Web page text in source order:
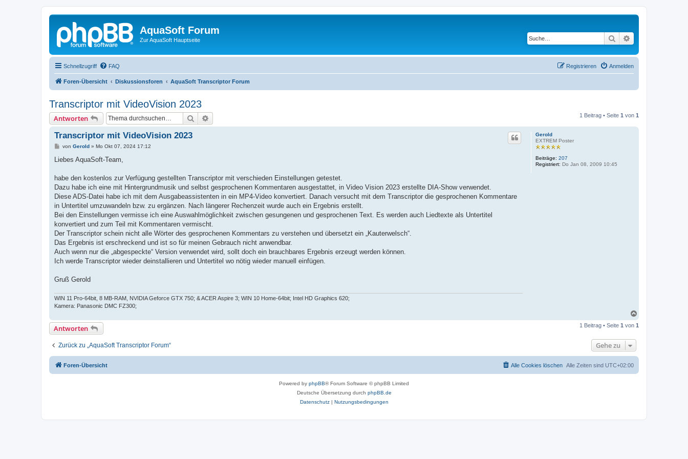
AquaSoft Forum
Zur AquaSoft Hauptseite Suche
Schnellzugriff FAQ Anmelden
Registrieren
Foren-Übersicht Diskussionsforen AquaSoft Transcriptor Forum
Transcriptor mit VideoVision 2023
Antworten Suche 1 Beitrag • Seite 1 von 1
Gerold
EXTREM Poster
Beiträge: 207
Registriert: Do Jan 08, 2009 10:45
Transcriptor mit VideoVision 2023
B
i
a
von Gerold» Mo Okt 07, 2024 17:12
Liebes AquaSoft-Team,
habe den kostenlos zur Verfügung gestellten Transcriptor mit verschieden Einstellungen getestet.
Dazu habe ich eine mit Hintergrundmusik und selbst gesprochenen Kommentaren ausgestattet, in Video Vision 2023 erstellte DIA-Show verwendet.
Diese ADS-Datei habe ich mit dem Ausgabeassistenten in ein MP4-Video konvertiert. Danach versucht mit dem Transcriptor die gesprochenen Kommentare
in Untertitel umzuwandeln bzw. zu ergänzen. Nach längerer Rechenzeit wurde auch ein Ergebnis erstellt.
Bei den Einstellungen vermisse ich eine Auswahlmöglichkeit zwischen gesungenen und gesprochenen Text. Es werden auch Liedtexte als Untertitel
konvertiert und zum Teil mit Kommentaren vermischt.
Der Transcriptor schein nicht alle Wörter des gesprochenen Kommentars zu verstehen und übersetzt ein „Kauterwelsch“.
Das Ergebnis ist erschreckend und ist so für meinen Gebrauch nicht anwendbar.
Auch wenn nur die „abgespeckte“ Version verwendet wird, sollt doch ein brauchbares Ergebnis erzeugt werden können.
Ich werde Transcriptor wieder deinstallieren und Untertitel wo nötig wieder manuell einfügen.
Gruß Gerold
WIN 11 Pro-64bit, 8 MB-RAM, NVIDIA Geforce GTX 750; & ACER Aspire 3; WIN 10 Home-64bit; Intel HD Graphics 620;
Kamera: Panasonic DMC FZ300;
c
Antworten 1 Beitrag • Seite 1 von 1
Zurück zu „AquaSoft Transcriptor Forum“ Gehe zu
Foren-Übersicht Alle Zeiten sind UTC+02:00
Alle Cookies löschen
Powered by phpBB® Forum Software © phpBB Limited
Deutsche Übersetzung durch phpBB.de
Datenschutz| Nutzungsbedingungen